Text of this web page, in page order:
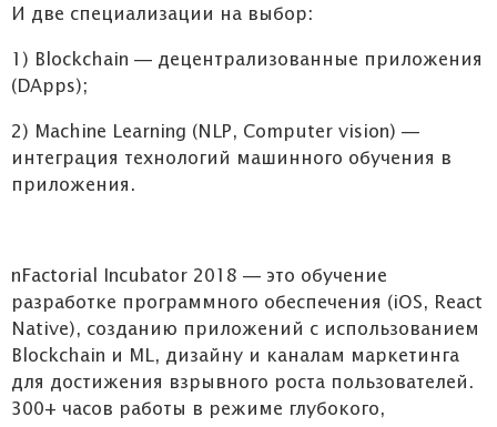
И две специализации на выбор:
1) Blockchain — децентрализованные приложения
(DApps);
2) Machine Learning (NLP, Computer vision) —
интеграция технологий машинного обучения в
приложения.
nFactorial Incubator 2018 — это обучение
разработке программного обеспечения (iOS, React
Native), созданию приложений с использованием
Blockchain и ML, дизайну и каналам маркетинга
для достижения взрывного роста пользователей.
300+ часов работы в режиме глубокого,